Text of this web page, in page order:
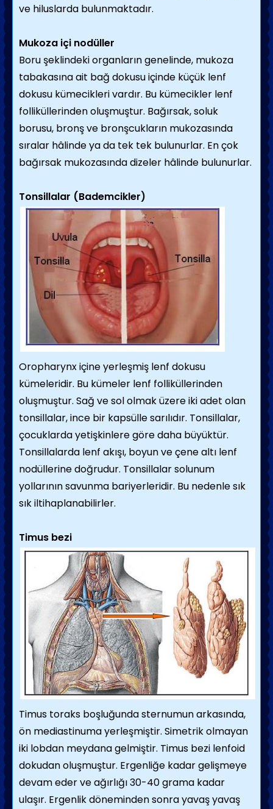
ve hiluslarda bulunmaktadır.
Mukoza içi nodüller
Boru şeklindeki organların genelinde, mukoza
tabakasına ait bağ dokusu içinde küçük lenf
dokusu kümecikleri vardır. Bu kümecikler lenf
folliküllerinden oluşmuştur. Bağırsak, soluk
borusu, bronş ve bronşcukların mukozasında
sıralar hâlinde ya da tek tek bulunurlar. En çok
bağırsak mukozasında dizeler hâlinde bulunurlar.
Tonsillalar (Bademcikler)
Oropharynx içine yerleşmiş lenf dokusu
kümeleridir. Bu kümeler lenf folliküllerinden
oluşmuştur. Sağ ve sol olmak üzere iki adet olan
tonsillalar, ince bir kapsülle sarılıdır. Tonsillalar,
çocuklarda yetişkinlere göre daha büyüktür.
Tonsillalarda lenf akışı, boyun ve çene altı lenf
nodüllerine doğrudur. Tonsillalar solunum
yollarının savunma bariyerleridir. Bu nedenle sık
sık iltihaplanabilirler.
Timus bezi
Timus toraks boşluğunda sternumun arkasında,
ön mediastinuma yerleşmiştir. Simetrik olmayan
iki lobdan meydana gelmiştir. Timus bezi lenfoid
dokudan oluşmuştur. Ergenliğe kadar gelişmeye
devam eder ve ağırlığı 30-40 grama kadar
ulaşır. Ergenlik döneminden sonra yavaş yavaş